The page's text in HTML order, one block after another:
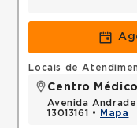
Locais de
Centro
Avenida
13013161 •
Mapa